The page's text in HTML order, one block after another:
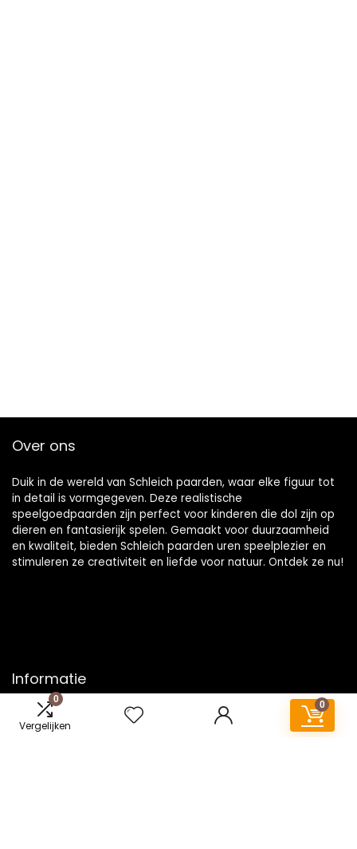
0
Vergelijken
0
Over ons
Duik in de wereld van Schleich paarden, waar elke figuur tot
in detail is vormgegeven. Deze realistische
speelgoedpaarden zijn perfect voor kinderen die dol zijn op
dieren en fantasierijk spelen. Gemaakt voor duurzaamheid
en kwaliteit, bieden Schleich paarden uren speelplezier en
stimuleren ze creativiteit en liefde voor natuur. Ontdek ze nu!
Informatie
Contact